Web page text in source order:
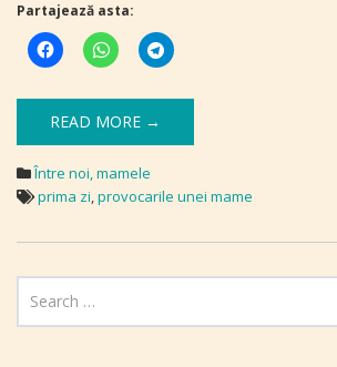
Partajează asta:
READ MORE →
Între noi, mamele
prima zi,provocarile unei mame